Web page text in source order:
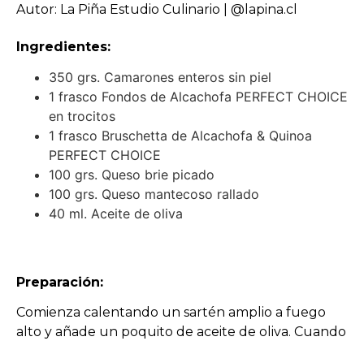
Autor: La Piña Estudio Culinario | @lapina.cl
Ingredientes:
350 grs. Camarones enteros sin piel
1 frasco Fondos de Alcachofa PERFECT CHOICE
en trocitos
1 frasco Bruschetta de Alcachofa & Quinoa
PERFECT CHOICE
100 grs. Queso brie picado
100 grs. Queso mantecoso rallado
40 ml. Aceite de oliva
Preparación:
Comienza calentando un sartén amplio a fuego
alto y añade un poquito de aceite de oliva. Cuando